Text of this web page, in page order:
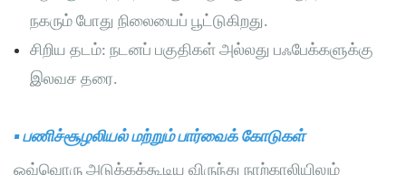
நகரும் போது நிலையைப் பூட்டுகிறது.
சிறிய தடம்: நடனப் பகுதிகள் அல்லது பஃபேக்களுக்கு
இலவச தரை.
▪பணிச்சூழலியல் மற்றும் பார்வைக் கோடுகள்
ஒவ்வொரு அடுக்கக்கூடிய விருந்து நாற்காலியிலும்